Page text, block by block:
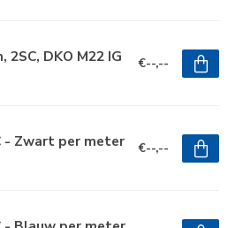
DKO M22 IG €--,--
- Zwart per meter €--,--